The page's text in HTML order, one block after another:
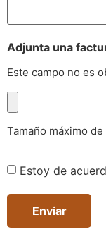
Adjunta una
Este campo no es
Tamaño máximo
Consentimiento
Estoy de